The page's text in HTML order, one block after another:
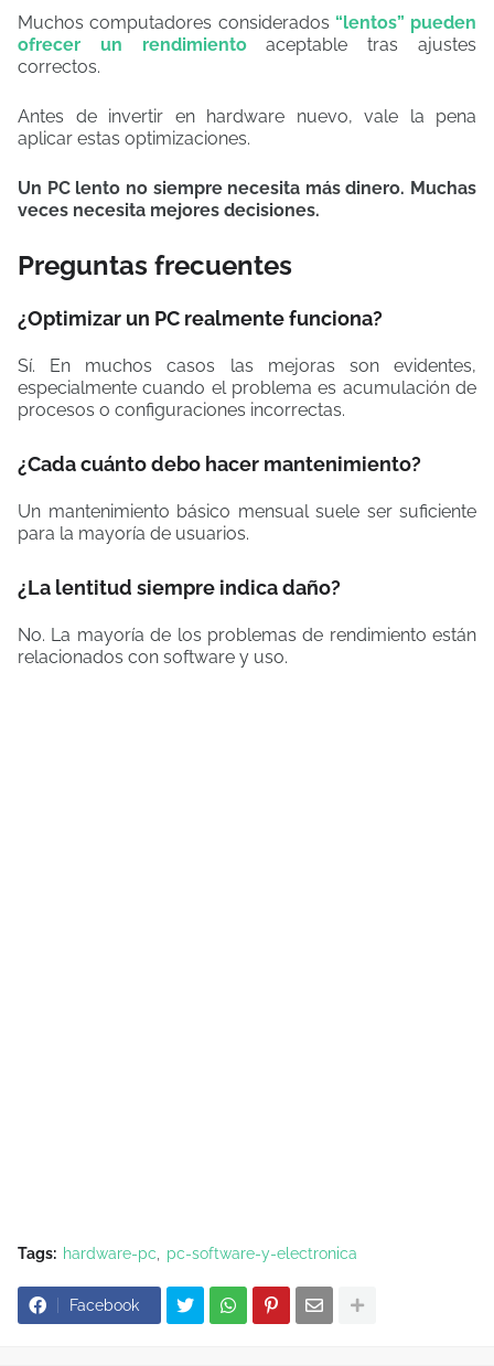
Muchos computadores considerados “lentos” pueden
ofrecer un rendimientoaceptable tras ajustes
correctos.
Antes de invertir en hardware nuevo, vale la pena
aplicar estas optimizaciones.
Un PC lento no siempre necesita más dinero. Muchas
veces necesita mejores decisiones.
Preguntas frecuentes
¿Optimizar un PC realmente funciona?
Sí. En muchos casos las mejoras son evidentes,
especialmente cuando el problema es acumulación de
procesos o configuraciones incorrectas.
¿Cada cuánto debo hacer mantenimiento?
Un mantenimiento básico mensual suele ser suficiente
para la mayoría de usuarios.
¿La lentitud siempre indica daño?
No. La mayoría de los problemas de rendimiento están
relacionados con software y uso.
Tags: hardware-pc pc-software-y-electronica
Facebook